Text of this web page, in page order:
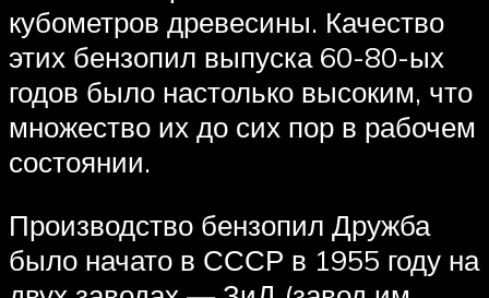
кубометров древесины. Качество
этих бензопил выпуска 60-80-ых
годов было настолько высоким, что
множество их до сих пор в рабочем
состоянии.
Производство бензопил Дружба
было начато в СССР в 1955 году на